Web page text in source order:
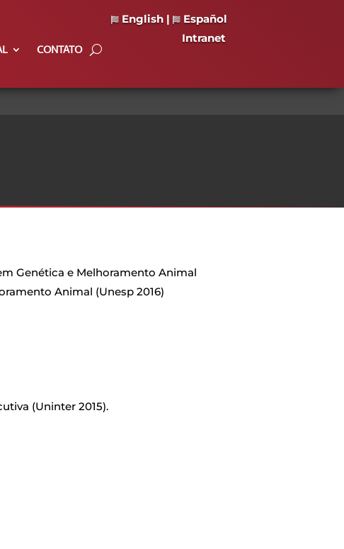
CONTATO
English|
Español
Intranet
Genética e Melhoramento Animal
Animal (Unesp 2016)
(Uninter 2015).